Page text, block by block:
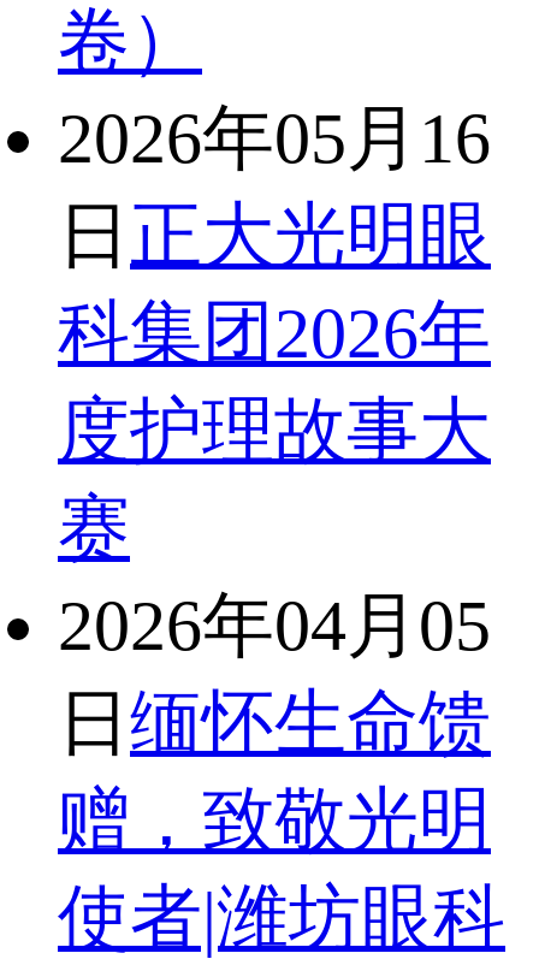
卷）
2026年05月16
日 正大光明眼
科集团2026年
度护理故事大
赛
2026年04月05
日 缅怀生命馈
赠，致敬光明
使者|潍坊眼科